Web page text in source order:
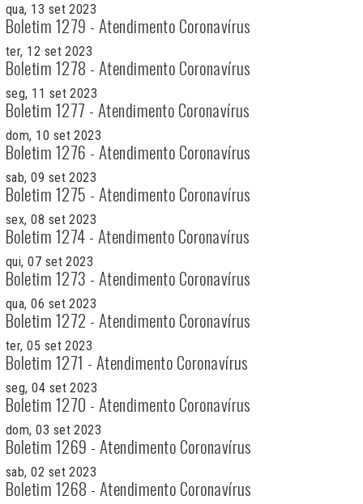
qua, 13 set 2023
Boletim 1279 - Atendimento Coronavírus
ter, 12 set 2023
Boletim 1278 - Atendimento Coronavírus
seg, 11 set 2023
Boletim 1277 - Atendimento Coronavírus
dom, 10 set 2023
Boletim 1276 - Atendimento Coronavírus
sab, 09 set 2023
Boletim 1275 - Atendimento Coronavírus
sex, 08 set 2023
Boletim 1274 - Atendimento Coronavírus
qui, 07 set 2023
Boletim 1273 - Atendimento Coronavírus
qua, 06 set 2023
Boletim 1272 - Atendimento Coronavírus
ter, 05 set 2023
Boletim 1271 - Atendimento Coronavírus
seg, 04 set 2023
Boletim 1270 - Atendimento Coronavírus
dom, 03 set 2023
Boletim 1269 - Atendimento Coronavírus
sab, 02 set 2023
Boletim 1268 - Atendimento Coronavírus